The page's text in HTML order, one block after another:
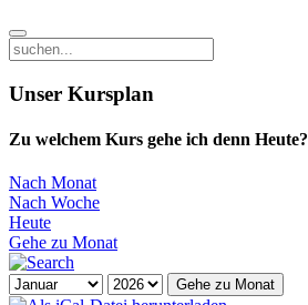
Unser Kursplan
Zu welchem Kurs gehe ich denn Heute?
Nach Monat
Nach Woche
Heute
Gehe zu Monat
Gehe zu Monat